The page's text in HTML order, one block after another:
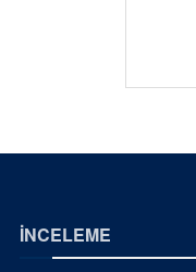
İNCELEME